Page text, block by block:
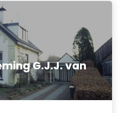
G.J.J. van